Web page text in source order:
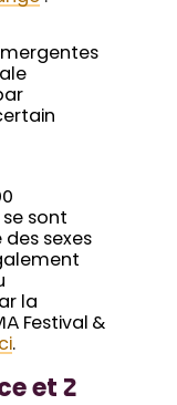
sont
des sexes
la
Festival &
.
et 2